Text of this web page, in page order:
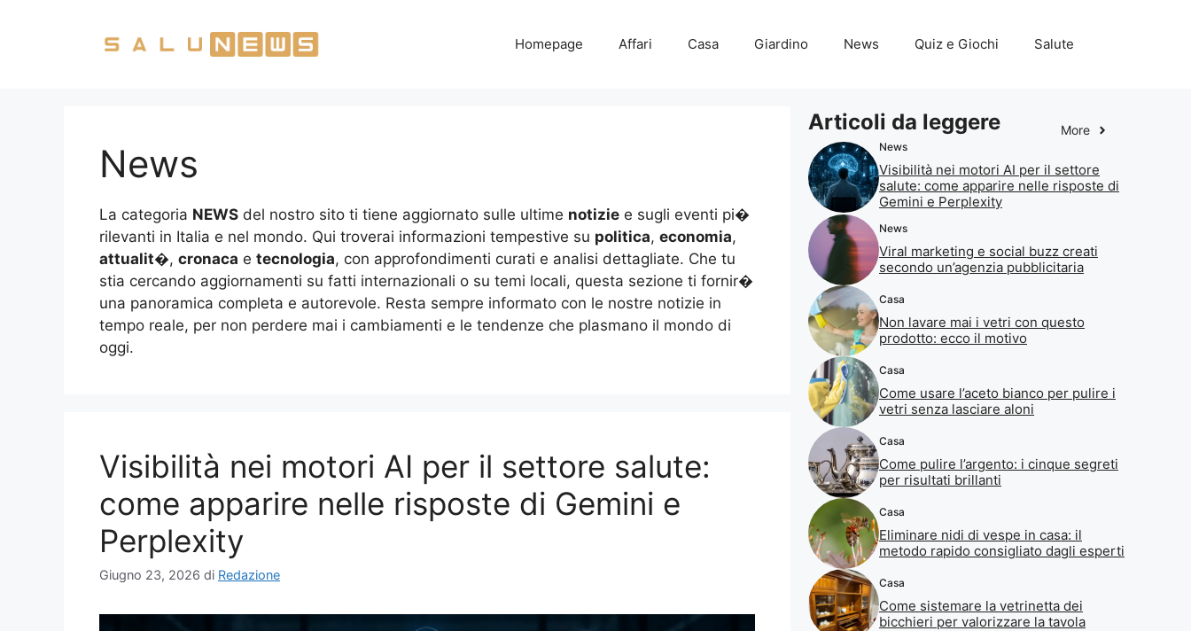
Homepage Affari Casa Giardino News Quiz e Giochi Salute
News
La categoria NEWS del nostro sito ti tiene aggiornato sulle ultime notizie e sugli eventi pi�
rilevanti in Italia e nel mondo. Qui troverai informazioni tempestive su politica, economia,
attualit�, cronaca e tecnologia, con approfondimenti curati e analisi dettagliate. Che tu
stia cercando aggiornamenti su fatti internazionali o su temi locali, questa sezione ti fornir�
una panoramica completa e autorevole. Resta sempre informato con le nostre notizie in
tempo reale, per non perdere mai i cambiamenti e le tendenze che plasmano il mondo di
oggi.
Visibilità nei motori AI per il settore salute:
come apparire nelle risposte di Gemini e
Perplexity
Giugno 23, 2026 di Redazione
Articoli da leggere More
News
Visibilità nei motori AI per il settore
salute: come apparire nelle risposte di
Gemini e Perplexity
News
Viral marketing e social buzz creati
secondo un’agenzia pubblicitaria
Casa
Non lavare mai i vetri con questo
prodotto: ecco il motivo
Casa
Come usare l’aceto bianco per pulire i
vetri senza lasciare aloni
Casa
Come pulire l’argento: i cinque segreti
per risultati brillanti
Casa
Eliminare nidi di vespe in casa: il
metodo rapido consigliato dagli esperti
Casa
Come sistemare la vetrinetta dei
bicchieri per valorizzare la tavola